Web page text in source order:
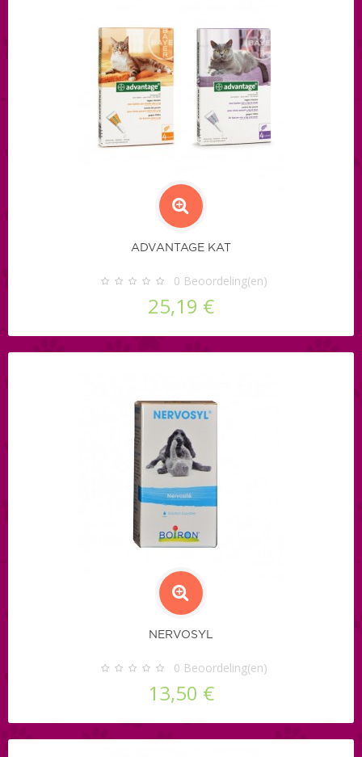
ADVANTAGE KAT
0 Beoordeling(en)
25,19 €
NERVOSYL
0 Beoordeling(en)
13,50 €